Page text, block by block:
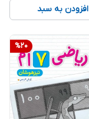
افزودن به سبد
%20